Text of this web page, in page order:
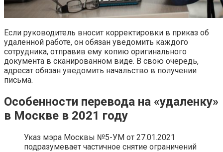
Если руководитель вносит корректировки в приказ об
удаленной работе, он обязан уведомить каждого
сотрудника, отправив ему копию оригинального
документа в сканированном виде. В свою очередь,
адресат обязан уведомить начальство в получении
письма.
Особенности перевода на «удаленку»
в Москве в 2021 году
Указ мэра Москвы №5-УМ от 27.01.2021
подразумевает частичное снятие ограничений